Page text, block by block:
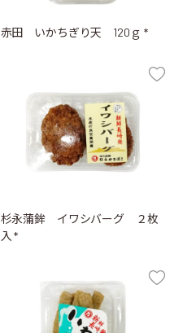
赤田 いかちぎり天 120ｇ *
杉永蒲鉾 イワシバーグ ２枚
入 *